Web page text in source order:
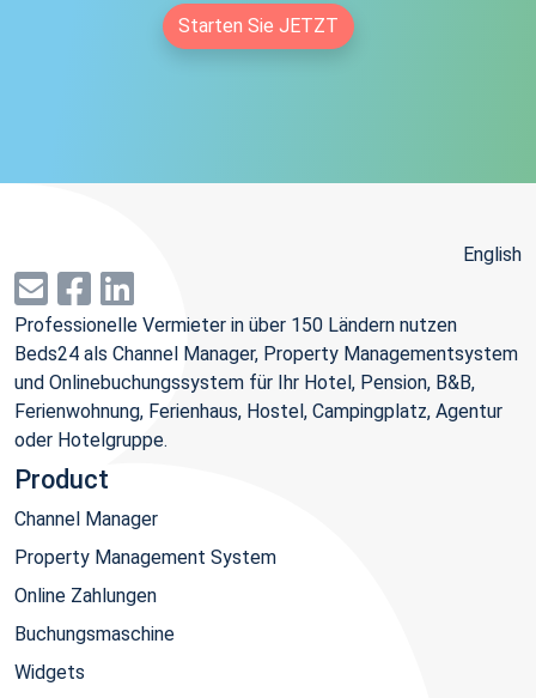
Starten Sie JETZT
English
Professionelle Vermieter in über 150 Ländern nutzen
Beds24 als Channel Manager, Property Managementsystem
und Onlinebuchungssystem für Ihr Hotel, Pension, B&B,
Ferienwohnung, Ferienhaus, Hostel, Campingplatz, Agentur
oder Hotelgruppe.
Product
Channel Manager
Property Management System
Online Zahlungen
Buchungsmaschine
Widgets